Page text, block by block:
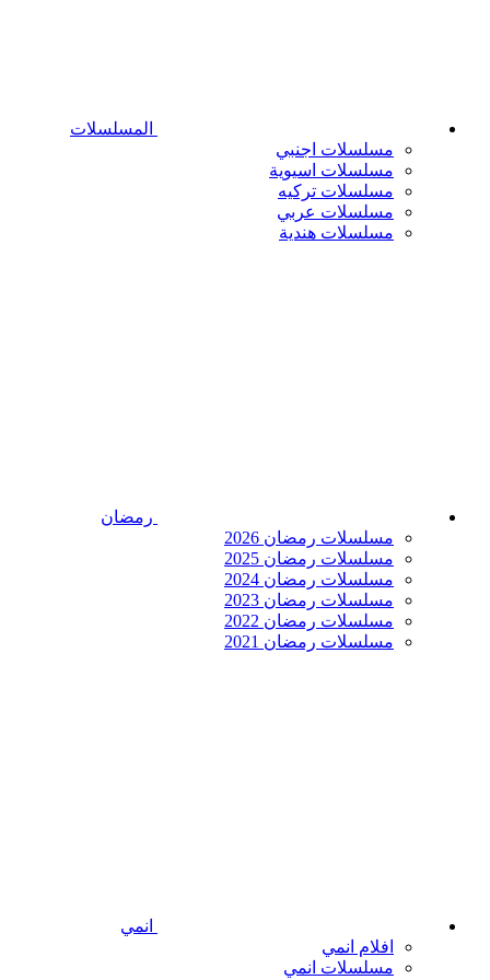
المسلسلات
مسلسلات اجنبي
مسلسلات اسيوية
مسلسلات تركيه
مسلسلات عربي
مسلسلات هندية
رمضان
مسلسلات رمضان 2026
مسلسلات رمضان 2025
مسلسلات رمضان 2024
مسلسلات رمضان 2023
مسلسلات رمضان 2022
مسلسلات رمضان 2021
انمي
افلام انمي
مسلسلات انمي